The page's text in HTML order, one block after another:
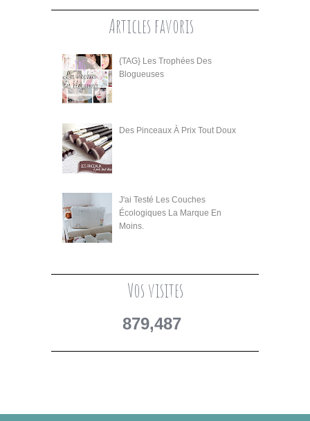
Articles favoris
{TAG} Les Trophées Des
Blogueuses
Des Pinceaux À Prix Tout Doux
J'ai Testé Les Couches
Écologiques La Marque En
Moins.
Vos visites
879,487